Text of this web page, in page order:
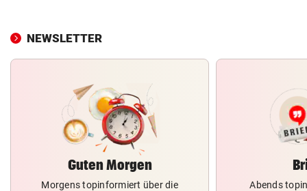
NEWSLETTER
Guten Morgen
Morgens topinformiert über die
Abends